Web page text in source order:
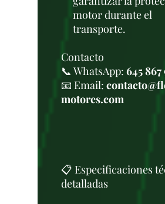
motor durante el
transporte.
Contacto
📞 WhatsApp: 645 867
📧 Email:
motores.com
📋 Especificaciones
detalladas